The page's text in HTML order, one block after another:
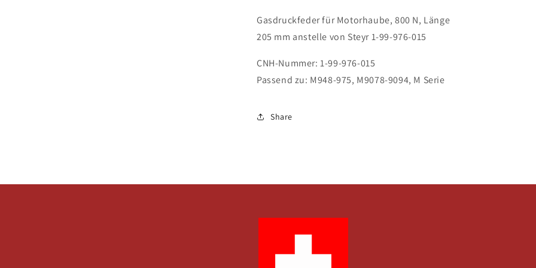
von
Steyr
99-
015
von
Steyr
99-
015
Gasdruckfeder für Motorhaube, 800 N, Länge
205 mm anstelle von Steyr 1-99-976-015
CNH-Nummer: 1-99-976-015
Passend zu: M948-975, M9078-9094, M Serie
Share